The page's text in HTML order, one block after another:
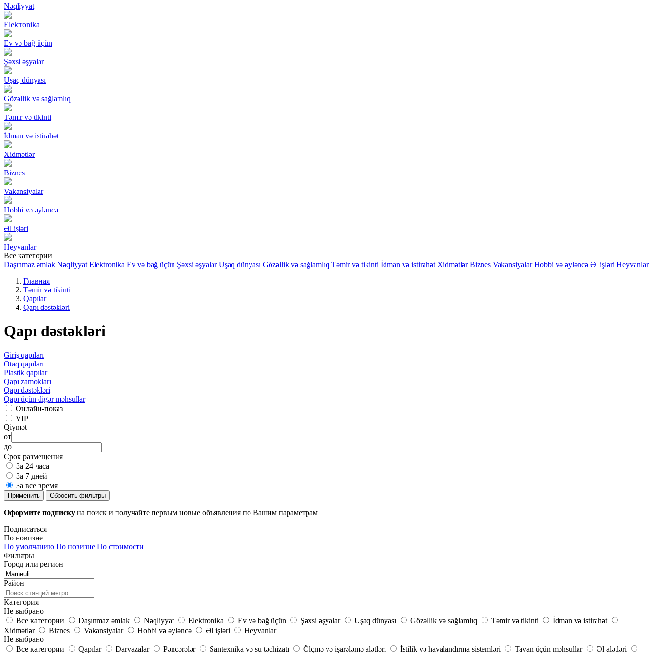
Nəqliyyat
Elektronika
Ev və bağ üçün
Şəxsi əşyalar
Uşaq dünyası
Gözəllik və sağlamlıq
Təmir və tikinti
İdman və istirahət
Xidmətlər
Biznes
Vakansiyalar
Hobbi və əyləncə
Əl işləri
Heyvanlar
Все категории
Daşınmaz əmlak Nəqliyyat Elektronika Ev və bağ üçün Şəxsi əşyalar Uşaq dünyası Gözəllik və sağlamlıq Təmir və tikinti İdman və istirahət Xidmətlər Biznes Vakansiyalar Hobbi və əyləncə Əl işləri Heyvanlar
Главная
Təmir və tikinti
Qapılar
Qapı dəstəkləri
Qapı dəstəkləri
Giriş qapıları
Otaq qapıları
Plastik qapılar
Qapı zamokları
Qapı dəstəkləri
Qapı üçün digər məhsullar
Онлайн-показ
VIP
Qiymət
от
до
Срок размещения
За 24 часа
За 7 дней
За все время
Применить Сбросить фильтры
Оформите подписку на поиск и получайте первым новые объявления по Вашим параметрам
Подписаться
По новизне
По умолчанию По новизне По стоимости
Фильтры
Город или регион
Район
Категория
Не выбрано
Все категории
Daşınmaz əmlak Nəqliyyat Elektronika Ev və bağ üçün Şəxsi əşyalar Uşaq dünyası Gözəllik və sağlamlıq Təmir və tikinti
İdman və istirahət
Xidmətlər
Biznes Vakansiyalar Hobbi və əyləncə Əl işləri
Heyvanlar
Не выбрано
Все категории
Qapılar Darvazalar Pəncərələr Santexnika və su təchizatı Ölçmə və işarələmə alətləri İstilik və havalandırma sistemləri Tavan üçün məhsullar
Əl alətləri